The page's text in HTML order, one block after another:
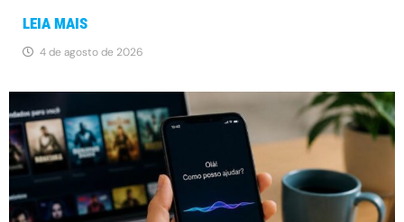
LEIA MAIS
4 de agosto de 2026